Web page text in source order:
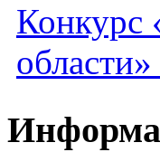
Конкурс